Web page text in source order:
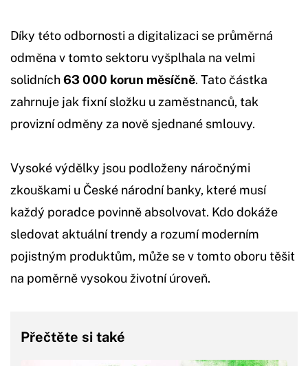
Díky této odbornosti a digitalizaci se průměrná
odměna v tomto sektoru vyšplhala na velmi
solidních63 000 korun měsíčně. Tato částka
zahrnuje jak fixní složku u zaměstnanců, tak
provizní odměny za nově sjednané smlouvy.
Vysoké výdělky jsou podloženy náročnými
zkouškami u České národní banky, které musí
každý poradce povinně absolvovat. Kdo dokáže
sledovat aktuální trendy a rozumí moderním
pojistným produktům, může se v tomto oboru těšit
na poměrně vysokou životní úroveň.
Přečtěte si také